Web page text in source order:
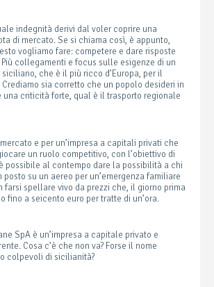
indegnità derivi dal voler coprire una
di mercato. Se si chiama così, è appunto,
vogliamo fare: competere e dare risposte
Più collegamenti e focus sulle esigenze di un
che è il più ricco d’Europa, per il
sia corretto che un popolo desideri in
una criticità forte, qual è il trasporto regionale
e per un’impresa a capitali privati che
un ruolo competitivo, con l’obiettivo di
possibile al contempo dare la possibilità a chi
posto su un aereo per un’emergenza familiare
farsi spellare vivo da prezzi che, il giorno prima
fino a seicento euro per tratte di un’ora.
SpA è un’impresa a capitale privato e
Cosa c’è che non va? Forse il nome
colpevoli di sicilianità?